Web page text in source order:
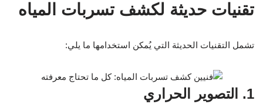
تقنيات حديثة لكشف تسربات المياه
تشمل التقنيات الحديثة التي يُمكن استخدامها ما يلي:
1. التصوير الحراري